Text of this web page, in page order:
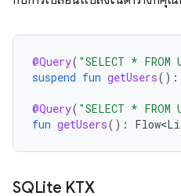
@Query( "SELECT * FROM
suspend fun getUsers():
@Query( "SELECT * FROM
fun getUsers():
SQLite KTX